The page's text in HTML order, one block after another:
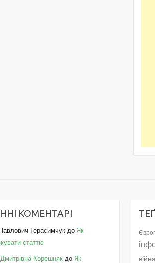
КОМЕНТАРІ
Герасимчук до Як
статтю
Корешняк до Як
війна